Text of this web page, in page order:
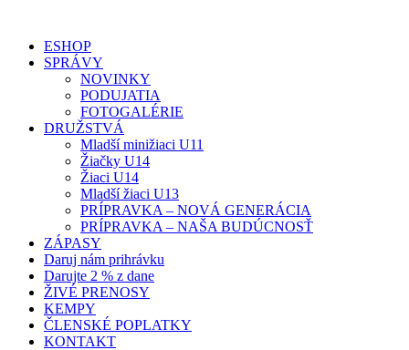
ESHOP
SPRÁVY
NOVINKY
PODUJATIA
FOTOGALÉRIE
DRUŽSTVÁ
Mladší minižiaci U11
Žiačky U14
Žiaci U14
Mladší žiaci U13
PRÍPRAVKA – NOVÁ GENERÁCIA
PRÍPRAVKA – NAŠA BUDÚCNOSŤ
ZÁPASY
Daruj nám prihrávku
Darujte 2 % z dane
ŽIVÉ PRENOSY
KEMPY
ČLENSKÉ POPLATKY
KONTAKT